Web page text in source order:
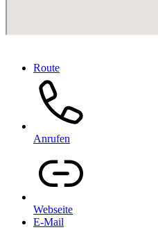
Route
Anrufen
Webseite
E-Mail